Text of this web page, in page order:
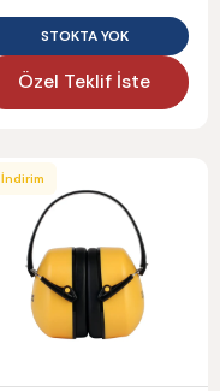
STOKTA YOK
Özel Teklif İste
İndirim